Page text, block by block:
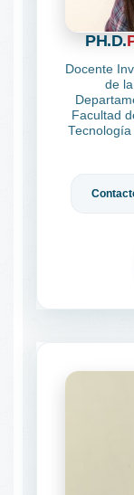
PH.D.
Docente
de
Facultad